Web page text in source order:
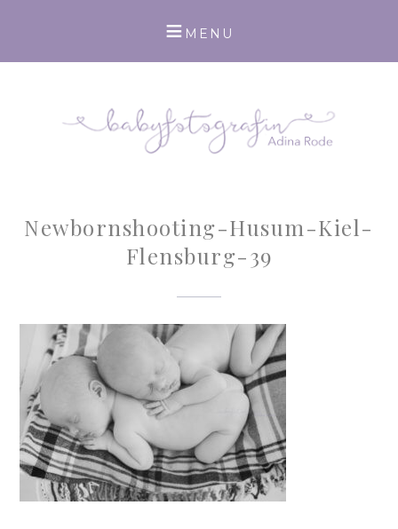
Newbornshooting-Husum-Kiel-
Flensburg-39